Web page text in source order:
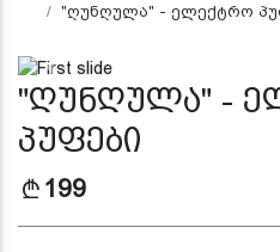
"ღუნღულა" - ელექტრო
Previous
"ღუნღულა" -
პუფები
199